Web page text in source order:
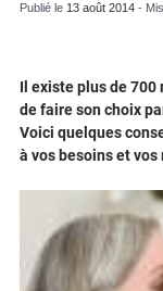
Publié le 13 août 2014 -
Il existe plus de
de faire son choix
Voici quelques
à vos besoins et vos